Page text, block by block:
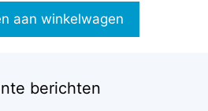
aan winkelwagen
berichten